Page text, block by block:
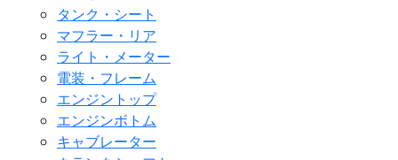
タンク・シート
マフラー・リア
ライト・メーター
電装・フレーム
エンジントップ
エンジンボトム
キャブレーター